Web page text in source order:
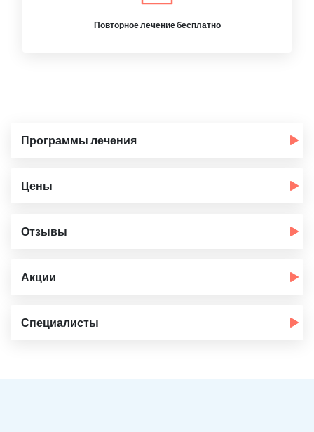
Повторное лечение бесплатно
Программы лечения
Цены
Отзывы
Акции
Специалисты